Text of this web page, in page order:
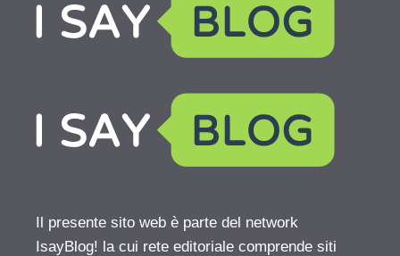
Il presente sito web è parte del network
IsayBlog! la cui rete editoriale comprende siti